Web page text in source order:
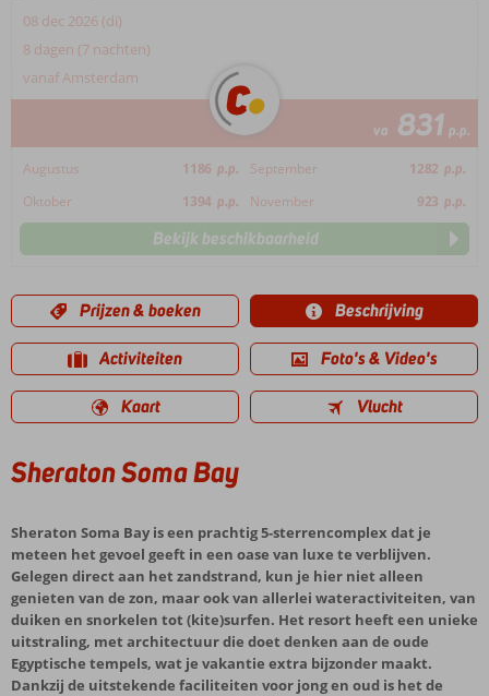
08 dec 2026 (di)
8 dagen (7 nachten)
vanaf Amsterdam
va 831 p.p.
Augustus 1186 p.p. September 1282 p.p.
Oktober
1394 p.p. November 923 p.p.
Bekijk beschikbaarheid
Prijzen & boeken Beschrijving
Activiteiten Foto's & Video's
Kaart Vlucht
Sheraton Soma Bay
Sheraton Soma Bay is een prachtig 5-sterrencomplex dat je
meteen het gevoel geeft in een oase van luxe te verblijven.
Gelegen direct aan het zandstrand, kun je hier niet alleen
genieten van de zon, maar ook van allerlei wateractiviteiten, van
duiken en snorkelen tot (kite)surfen. Het resort heeft een unieke
uitstraling, met architectuur die doet denken aan de oude
Egyptische tempels, wat je vakantie extra bijzonder maakt.
Dankzij de uitstekende faciliteiten voor jong en oud is het de